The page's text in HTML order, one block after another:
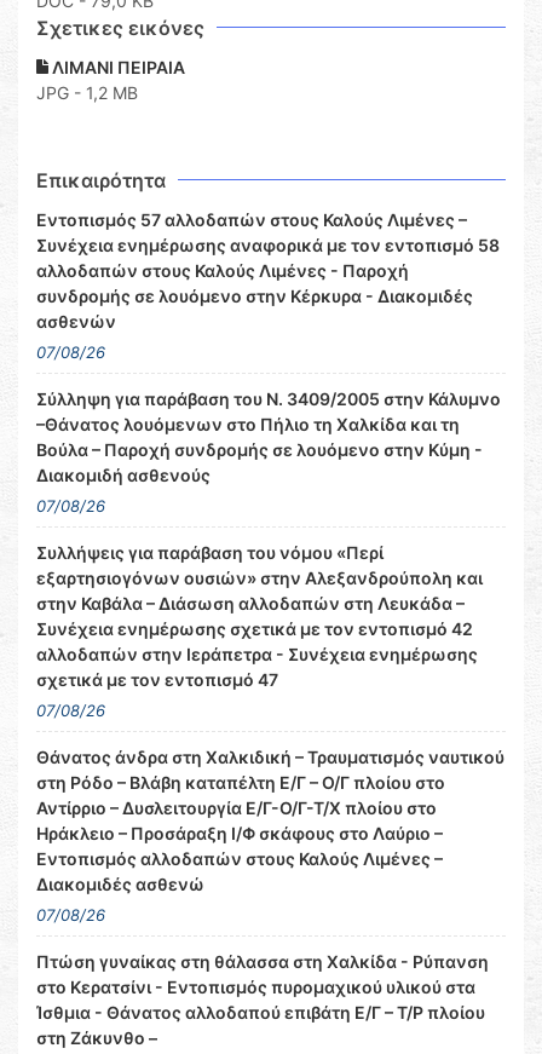
Σχετικες εικόνες
ΛΙΜΑΝΙ ΠΕΙΡΑΙΑ
JPG - 1,2 MB
Επικαιρότητα
Εντοπισμός 57 αλλοδαπών στους Καλούς Λιμένες –
Συνέχεια ενημέρωσης αναφορικά με τον εντοπισμό 58
αλλοδαπών στους Καλούς Λιμένες - Παροχή
συνδρομής σε λουόμενο στην Κέρκυρα - Διακομιδές
ασθενών
07/08/26
Σύλληψη για παράβαση του Ν. 3409/2005 στην Κάλυμνο
–Θάνατος λουόμενων στο Πήλιο τη Χαλκίδα και τη
Βούλα – Παροχή συνδρομής σε λουόμενο στην Κύμη -
Διακομιδή ασθενούς
07/08/26
Συλλήψεις για παράβαση του νόμου «Περί
εξαρτησιογόνων ουσιών» στην Αλεξανδρούπολη και
στην Καβάλα – Διάσωση αλλοδαπών στη Λευκάδα –
Συνέχεια ενημέρωσης σχετικά με τον εντοπισμό 42
αλλοδαπών στην Ιεράπετρα - Συνέχεια ενημέρωσης
σχετικά με τον εντοπισμό 47
07/08/26
Θάνατος άνδρα στη Χαλκιδική – Τραυματισμός ναυτικού
στη Ρόδο – Βλάβη καταπέλτη Ε/Γ – Ο/Γ πλοίου στο
Αντίρριο – Δυσλειτουργία Ε/Γ-Ο/Γ-Τ/Χ πλοίου στο
Ηράκλειο – Προσάραξη Ι/Φ σκάφους στο Λαύριο –
Εντοπισμός αλλοδαπών στους Καλούς Λιμένες –
Διακομιδές ασθενώ
07/08/26
Πτώση γυναίκας στη θάλασσα στη Χαλκίδα - Ρύπανση
στο Κερατσίνι - Εντοπισμός πυρομαχικού υλικού στα
Ίσθμια - Θάνατος αλλοδαπού επιβάτη Ε/Γ – Τ/Ρ πλοίου
στη Ζάκυνθο –